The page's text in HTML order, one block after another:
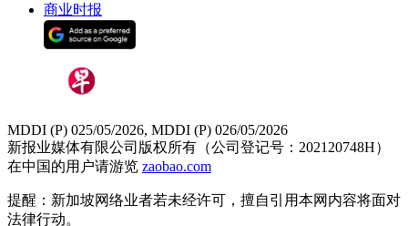
商业时报
MDDI (P) 025/05/2026, MDDI (P) 026/05/2026
新报业媒体有限公司版权所有（公司登记号：202120748H）
在中国的用户请游览 zaobao.com
提醒：新加坡网络业者若未经许可，擅自引用本网内容将面对
法律行动。